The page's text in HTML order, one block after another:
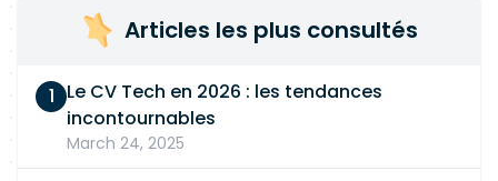
Articles les plus consultés
Le CV Tech en 2026 : les tendances
incontournables
March 24, 2025